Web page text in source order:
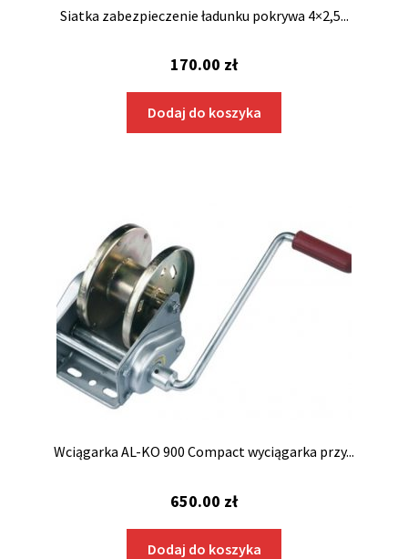
Siatka zabezpieczenie ładunku pokrywa 4×2,5...
170.00 zł
Dodaj do koszyka
Wciągarka AL-KO 900 Compact wyciągarka przy...
650.00 zł
Dodaj do koszyka